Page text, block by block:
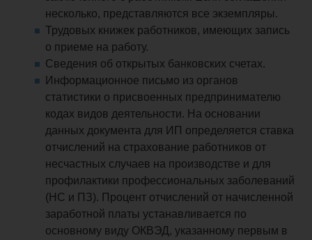
несколько, представляются все экземпляры.
Трудовых книжек работников, имеющих запись
о приеме на работу.
Сведения об открытых банковских счетах.
Информационное письмо из органов
статистики о присвоенных предпринимателю
кодах видов деятельности. На основании
данных документа для ИП определяется ставка
отчислений на страхование работников от
несчастных случаев на производстве и для
профилактики профессиональных заболеваний
(НС и ПЗ). Процент отчислений от начисленной
заработной платы устанавливается по
основному виду ОКВЭД, указанному первым в